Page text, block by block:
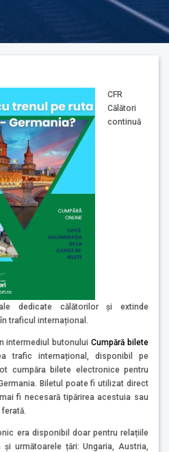
CFR
Călători
continuă
dedicate călătorilor și extinde
traficul internațional.
intermediul butonuluiCumpără bilete
trafic internațional, disponibil pe
cumpăra bilete electronice pentru
Biletul poate fi utilizat direct
fi necesară tipărirea acestuia sau
era disponibil doar pentru relațiile
următoarele țări: Ungaria, Austria,